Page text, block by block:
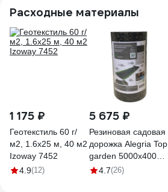
4660228920366
Расходные материалы
1 175 ₽
Геотекстиль 60 г/
м2, 1.6х25 м, 40 м2
Izoway 7452
4.9(12)
5 675 ₽
Резиновая садовая
дорожка Alegria Top
garden 5000x400x5
мм 5000.400.5.TG
4.7(26)